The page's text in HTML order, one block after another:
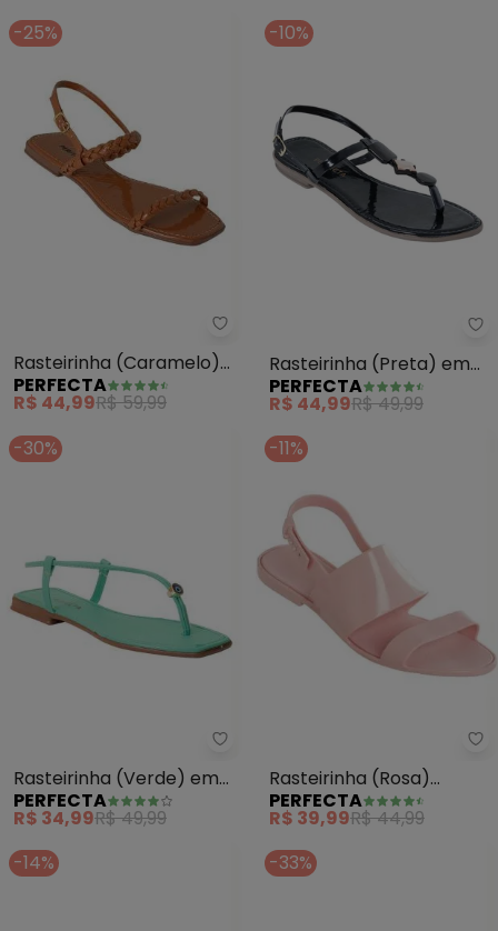
-25%
Perfecta - Rasteirinha
Rasteirinha (Caramelo)
com Tiras Transsadas
PERFECTA
R$ 44,99R$ 59,99
-10%
Rasteirinha (Preta) em
Sintético
PERFECTA
R$ 44,99R$ 49,99
-30%
Perfecta - Rasteirinha (Verde)
Rasteirinha (Verde) em
Sintético
PERFECTA
R$ 34,99R$ 49,99
-11%
Rasteirinha (Rosa)
Modelo Full Plastic
PERFECTA
R$ 39,99R$ 44,99
-14%
-33%